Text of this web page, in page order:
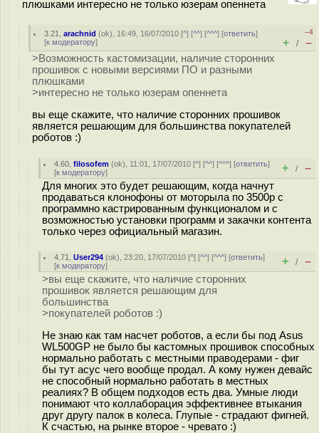
плюшками интересно не только юзерам опеннета
3.21 ,arachnid (ok), 16:49, 16/07/2010 [^] [^^] [^^^] [ответить]
[к модератору]
–4
+ / –
>Возможность кастомизации, наличие сторонних
прошивок с новыми версиями ПО и разными
плюшками
>интересно не только юзерам опеннета
вы еще скажите, что наличие сторонних прошивок
является решающим для большинства покупателей
роботов :)
4.60 ,filosofem (ok), 11:01, 17/07/2010 [^] [^^] [^^^] [ответить]
[к модератору] + / –
Для многих это будет решающим, когда начнут
продаваться клонофоны от моторыла по 3500р с
программно кастрированным функционалом и с
возможностью установки программ и закачки контента
только через официальный магазин.
4.71 ,User294 (ok), 23:20, 17/07/2010 [^] [^^] [^^^] [ответить]
[к модератору] + / –
>вы еще скажите, что наличие сторонних
прошивок является решающим для
большинства
>покупателей роботов :)
Не знаю как там насчет роботов, а если бы под Asus
WL500GP не было бы кастомных прошивок способных
нормально работать с местными праводерами - фиг
бы тут асус чего вообще продал. А кому нужен девайс
не способный нормально работать в местных
реалиях? В общем подходов есть два. Умные люди
понимают что коллаборация эффективнее втыкания
друг другу палок в колеса. Глупые - страдают фигней.
К счастью, на рынке второе - чревато :)